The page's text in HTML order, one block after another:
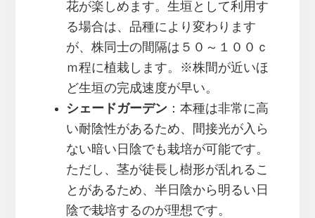
花が楽しめます。生垣として利用す
る場合は、品種により変わります
が、株同士の間隔は５０～１００ｃ
ｍ程に植栽します。※株間が近いほ
ど生垣の完成速度が早い。
シェードガーデン：本種は非常に高
い耐陰性があるため、間接光が入ら
ない暗い日陰でも栽培が可能です。
ただし、茎が徒長し樹形が乱れるこ
とがあるため、半日陰から明るい日
陰で栽培するのが理想です。